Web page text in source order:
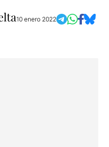
10 enero 2022